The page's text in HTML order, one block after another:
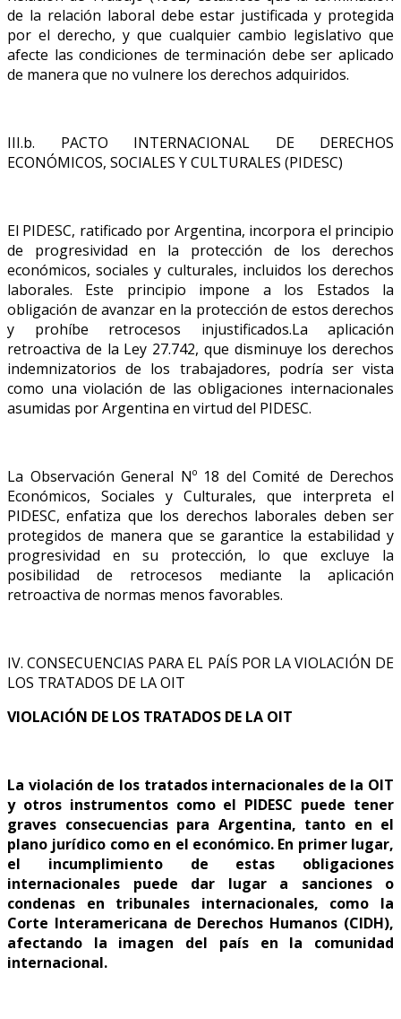
de la relación laboral debe estar justificada y protegida
por el derecho, y que cualquier cambio legislativo que
afecte las condiciones de terminación debe ser aplicado
de manera que no vulnere los derechos adquiridos.
III.b. PACTO INTERNACIONAL DE DERECHOS
ECONÓMICOS, SOCIALES Y CULTURALES (PIDESC)
El PIDESC, ratificado por Argentina, incorpora el principio
de progresividad en la protección de los derechos
económicos, sociales y culturales, incluidos los derechos
laborales. Este principio impone a los Estados la
obligación de avanzar en la protección de estos derechos
y prohíbe retrocesos injustificados.La aplicación
retroactiva de la Ley 27.742, que disminuye los derechos
indemnizatorios de los trabajadores, podría ser vista
como una violación de las obligaciones internacionales
asumidas por Argentina en virtud del PIDESC.
La Observación General Nº 18 del Comité de Derechos
Económicos, Sociales y Culturales, que interpreta el
PIDESC, enfatiza que los derechos laborales deben ser
protegidos de manera que se garantice la estabilidad y
progresividad en su protección, lo que excluye la
posibilidad de retrocesos mediante la aplicación
retroactiva de normas menos favorables.
IV. CONSECUENCIAS PARA EL PAÍS POR LA VIOLACIÓN DE
LOS TRATADOS DE LA OIT
VIOLACIÓN DE LOS TRATADOS DE LA OIT
La violación de los tratados internacionales de la OIT
y otros instrumentos como el PIDESC puede tener
graves consecuencias para Argentina, tanto en el
plano jurídico como en el económico. En primer lugar,
el incumplimiento de estas obligaciones
internacionales puede dar lugar a sanciones o
condenas en tribunales internacionales, como la
Corte Interamericana de Derechos Humanos (CIDH),
afectando la imagen del país en la comunidad
internacional.